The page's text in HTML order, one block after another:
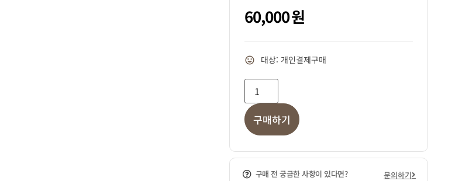
60,000원
대상: 개인결제구매
구매하기
구매 전 궁금한 사항이 있다면? 문의하기